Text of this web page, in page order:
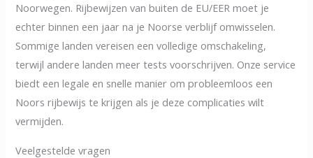
Noorwegen. Rijbewijzen van buiten de EU/EER moet je
echter binnen een jaar na je Noorse verblijf omwisselen.
Sommige landen vereisen een volledige omschakeling,
terwijl andere landen meer tests voorschrijven. Onze service
biedt een legale en snelle manier om probleemloos een
Noors rijbewijs te krijgen als je deze complicaties wilt
vermijden.
Veelgestelde vragen